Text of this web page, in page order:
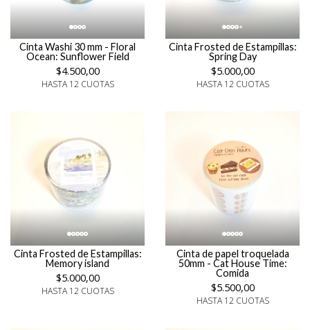
Cinta Washi 30 mm - Floral
Ocean: Sunflower Field
$4.500,00
HASTA 12 CUOTAS
Cinta Frosted de Estampillas:
Spring Day
$5.000,00
HASTA 12 CUOTAS
Cinta Frosted de Estampillas:
Memory island
$5.000,00
HASTA 12 CUOTAS
Cinta de papel troquelada
50mm - Cat House Time:
Comida
$5.500,00
HASTA 12 CUOTAS